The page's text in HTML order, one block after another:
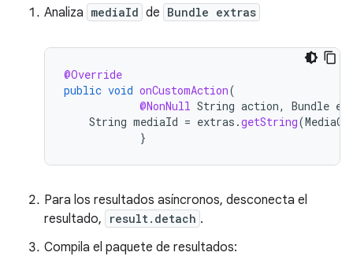
Analiza mediaId de Bundle extras
@Override
public void onCustomAction(
@NonNull String action, Bundle
String mediaId = extras .getString(
}
Para los resultados asíncronos, desconecta el
resultado,
result.detach .
Compila el paquete de resultados: